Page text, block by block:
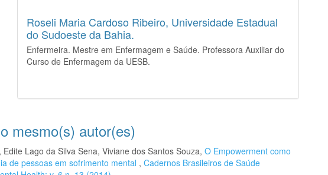
Roseli Maria Cardoso Ribeiro, Universidade Estadual
do Sudoeste da Bahia.
Enfermeira. Mestre em Enfermagem e Saúde. Professora Auxiliar do
Curso de Enfermagem da UESB.
mesmo(s) autor(es)
Lago da Silva Sena, Viviane dos Santos Souza, O Empowerment como
de pessoas em sofrimento mental , Cadernos Brasileiros de Saúde